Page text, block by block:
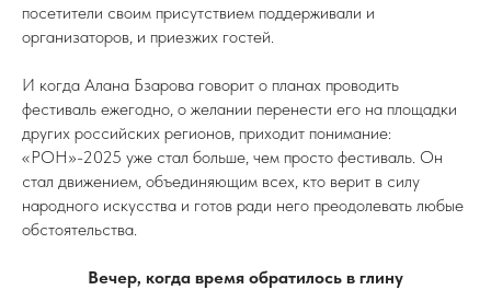
посетители своим присутствием поддерживали и
организаторов, и приезжих гостей.
И когда Алана Бзарова говорит о планах проводить
фестиваль ежегодно, о желании перенести его на площадки
других российских регионов, приходит понимание:
«РОН»-2025 уже стал больше, чем просто фестиваль. Он
стал движением, объединяющим всех, кто верит в силу
народного искусства и готов ради него преодолевать любые
обстоятельства.
Вечер, когда время обратилось в глину